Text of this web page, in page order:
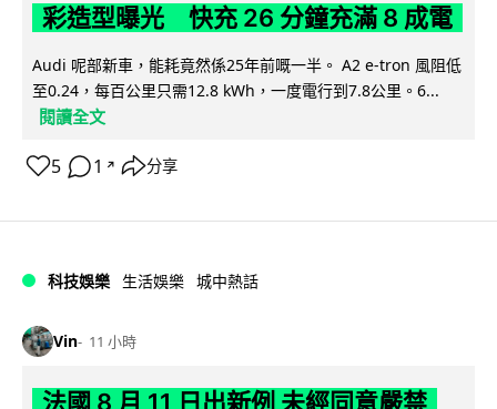
彩造型曝光 快充 26 分鐘充滿 8 成電
Audi 呢部新車，能耗竟然係25年前嘅一半。 A2 e-tron 風阻低
至0.24，每百公里只需12.8 kWh，一度電行到7.8公里。6...
閱讀全文
5 1 ↗ 分享
科技娛樂 生活娛樂 城中熱話
Vin 11 小時
法國 8 月 11 日出新例 未經同意嚴禁